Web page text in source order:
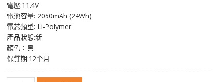
NT$ 2,272。NT$ 1,206。
電壓:11.4V
電池容量: 2060mAh (24Wh)
電芯類型: Li-Polymer
產品狀態:新
顏色：黑
保質期:12个月